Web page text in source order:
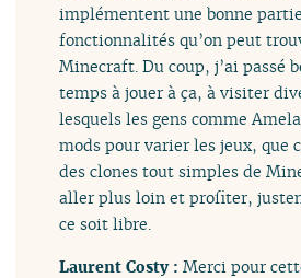
implémentent une bonne
fonctionnalités qu’on peut
Minecraft. Du coup, j’ai passé
temps à jouer à ça, à visiter
lesquels les gens comme
mods pour varier les jeux, que
des clones tout simples de
aller plus loin et profiter,
ce soit libre.
Laurent Costy :Merci pour